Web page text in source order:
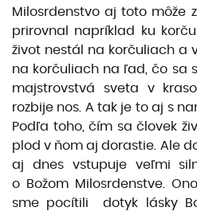
Milosrdenstvo aj toto môže
prirovnal napríklad ku
život nestál na korčuliach a
na korčuliach na ľad, čo sa
majstrovstvá sveta v
rozbije nos. A tak je to aj s
Podľa toho, čím sa človek
plod v ňom aj dorastie. Ale
aj dnes vstupuje veľmi
o Božom Milosrdenstve.
sme pocítili dotyk lásky